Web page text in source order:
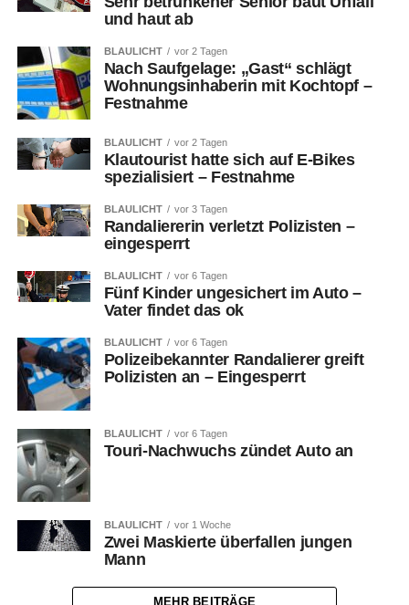
und haut ab
BLAULICHT vor 2 Tagen
Nach Saufgelage: „Gast“ schlägt
Wohnungsinhaberin mit Kochtopf –
Festnahme
BLAULICHT vor 2 Tagen
Klautourist hatte sich auf E-Bikes
spezialisiert – Festnahme
BLAULICHT vor 3 Tagen
Randaliererin verletzt Polizisten –
eingesperrt
BLAULICHT vor 6 Tagen
Fünf Kinder ungesichert im Auto –
Vater findet das ok
BLAULICHT vor 6 Tagen
Polizeibekannter Randalierer greift
Polizisten an – Eingesperrt
BLAULICHT vor 6 Tagen
Touri-Nachwuchs zündet Auto an
BLAULICHT vor 1 Woche
Zwei Maskierte überfallen jungen
Mann
MEHR BEITRÄGE